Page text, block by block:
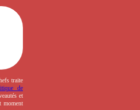
traite
de
et
moment